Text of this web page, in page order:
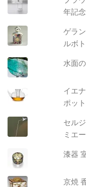
年記
ゲラ
ルボ
水面
イエ
ポット
セル
ミエ
漆器
京焼